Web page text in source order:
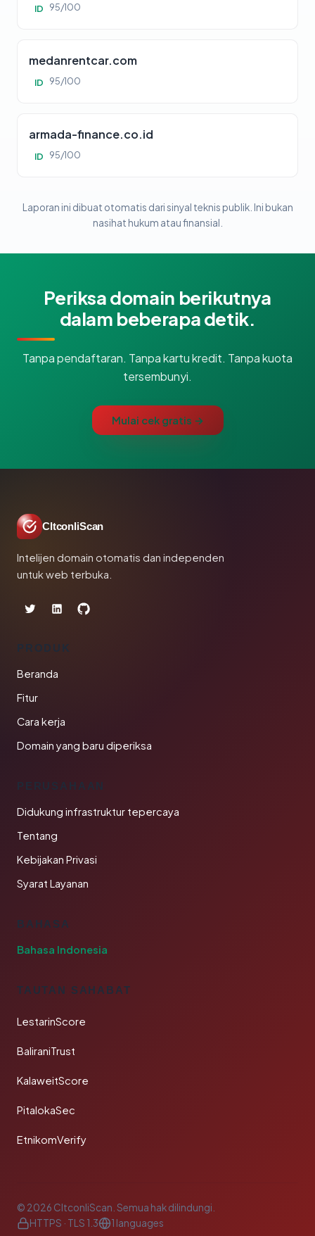
ID 95/100
medanrentcar.com
ID 95/100
armada-finance.co.id
ID 95/100
Laporan ini dibuat otomatis dari sinyal teknis publik. Ini bukan
nasihat hukum atau finansial.
Periksa domain berikutnya
dalam beberapa detik.
Tanpa pendaftaran. Tanpa kartu kredit. Tanpa kuota
tersembunyi.
Mulai cek gratis →
CltconliScan
Intelijen domain otomatis dan independen
untuk web terbuka.
PRODUK
Beranda
Fitur
Cara kerja
Domain yang baru diperiksa
PERUSAHAAN
Didukung infrastruktur tepercaya
Tentang
Kebijakan Privasi
Syarat Layanan
BAHASA
Bahasa Indonesia
TAUTAN SAHABAT
LestarinScore
BaliraniTrust
KalaweitScore
PitalokaSec
EtnikomVerify
© 2026 CltconliScan. Semua hak dilindungi.
HTTPS · TLS 1.3
1 languages